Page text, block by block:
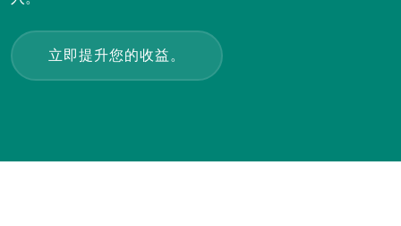
立即提升您的收益。